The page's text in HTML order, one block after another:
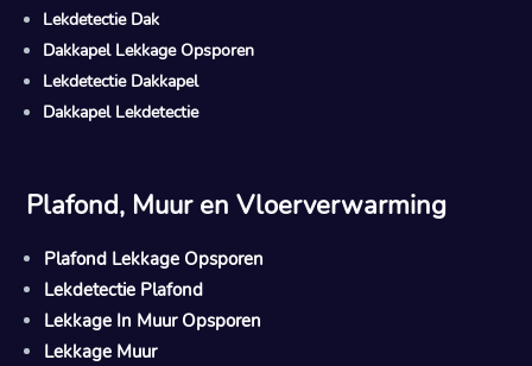
Lekdetectie Dak
Dakkapel Lekkage Opsporen
Lekdetectie Dakkapel
Dakkapel Lekdetectie
Plafond, Muur en Vloerverwarming
Plafond Lekkage Opsporen
Lekdetectie Plafond
Lekkage In Muur Opsporen
Lekkage Muur